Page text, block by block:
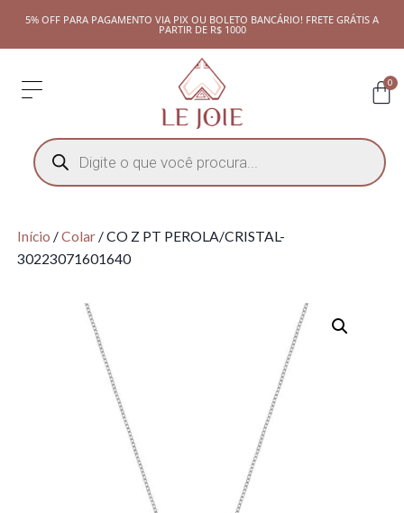
5% OFF PARA PAGAMENTO VIA PIX OU BOLETO BANCÁRIO! FRETE GRÁTIS A
PARTIR DE R$ 1000
0
Início /Colar/ CO Z PT PEROLA/CRISTAL-
30223071601640